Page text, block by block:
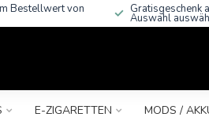
Bestellwert von Gratisgeschenk
Auswahl
E-ZIGARETTEN MODS /